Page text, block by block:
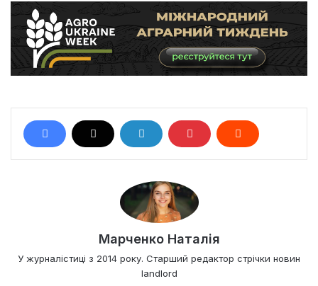
Марченко Наталія
У журналістиці з 2014 року. Старший редактор стрічки новин
landlord